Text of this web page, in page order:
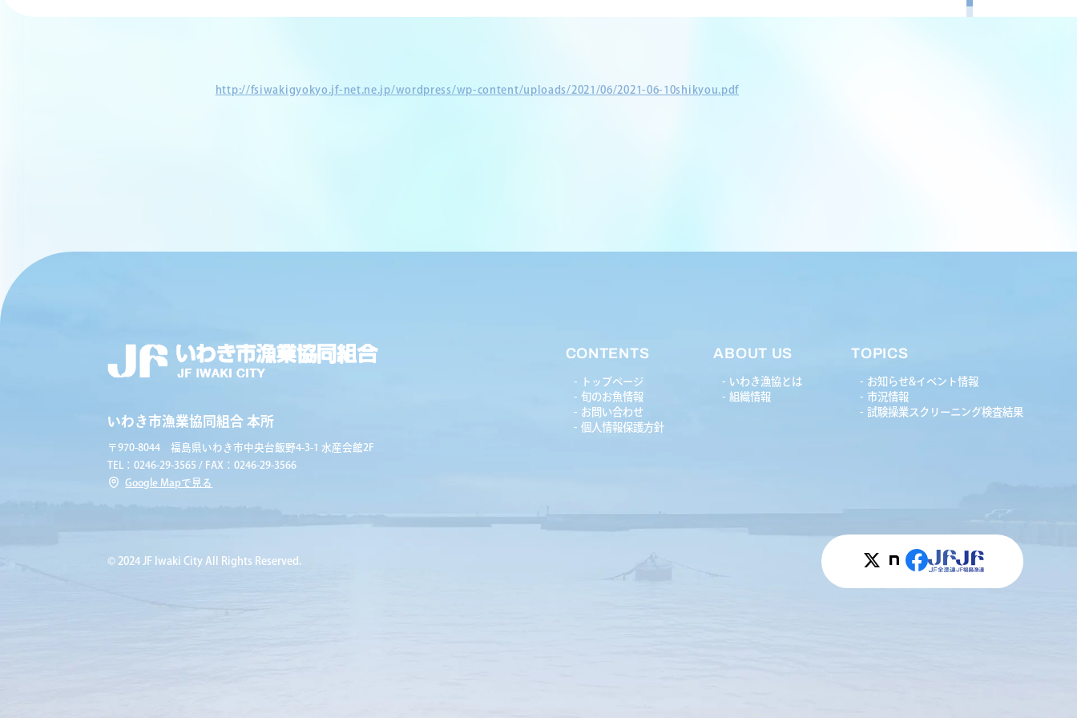
http://fsiwakigyokyo.jf-net.ne.jp/wordpress/wp-content/uploads/2021/06/2021-06-10shikyou.pdf
いわき市漁業協同組合 本所
〒970-8044 福島県いわき市中央台飯野4-3-1 水産会館2F
TEL：0246-29-3565 / FAX：0246-29-3566
Google Mapで見る
CONTENTS
トップページ
旬のお魚情報
お問い合わせ
個人情報保護方針
ABOUT US
いわき漁協とは
組織情報
TOPICS
お知らせ&イベント情報
市況情報
試験操業スクリーニング検査結果
© 2024 JF Iwaki City All Rights Reserved.